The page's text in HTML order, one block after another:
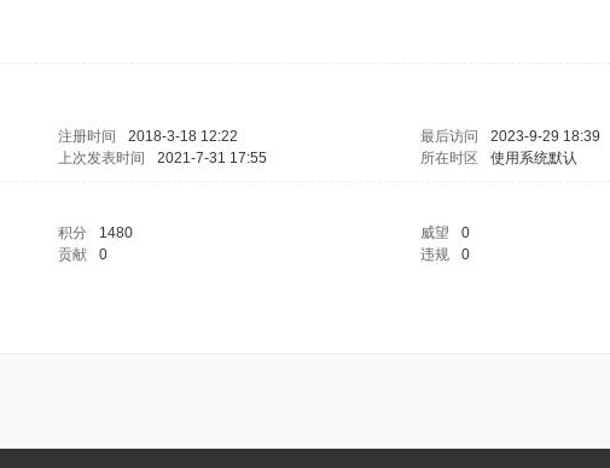
注册时间 2018-3-18 12:22 最后访问
2023-9-29 18:39
上次发表时间 2021-7-31 17:55 所在时区 使用系统默认
积分 1480 威望
0
贡献 0 违规
0